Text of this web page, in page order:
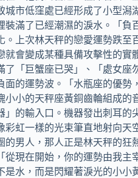
市低窪處已經形成了小型潟
滿了已經潮濕的淚水。「負
上次林天秤的戀愛運勢跌至
會變成某種具備攻擊性的實
「巨蟹座已哭」、「處女座
的運勢波。「水瓶座的優
小的天秤座黃銅齒輪組成
的輸入口。機器發出刺耳的
虹一樣的光束筆直地射向天
的男人，那人正是林天秤的
現在開始，你的運勢由我主
水，而是閃耀著淚光的小小